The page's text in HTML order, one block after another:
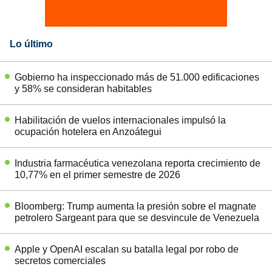
Lo último
Gobierno ha inspeccionado más de 51.000 edificaciones
y 58% se consideran habitables
Habilitación de vuelos internacionales impulsó la
ocupación hotelera en Anzoátegui
Industria farmacéutica venezolana reporta crecimiento de
10,77% en el primer semestre de 2026
Bloomberg: Trump aumenta la presión sobre el magnate
petrolero Sargeant para que se desvincule de Venezuela
Apple y OpenAI escalan su batalla legal por robo de
secretos comerciales